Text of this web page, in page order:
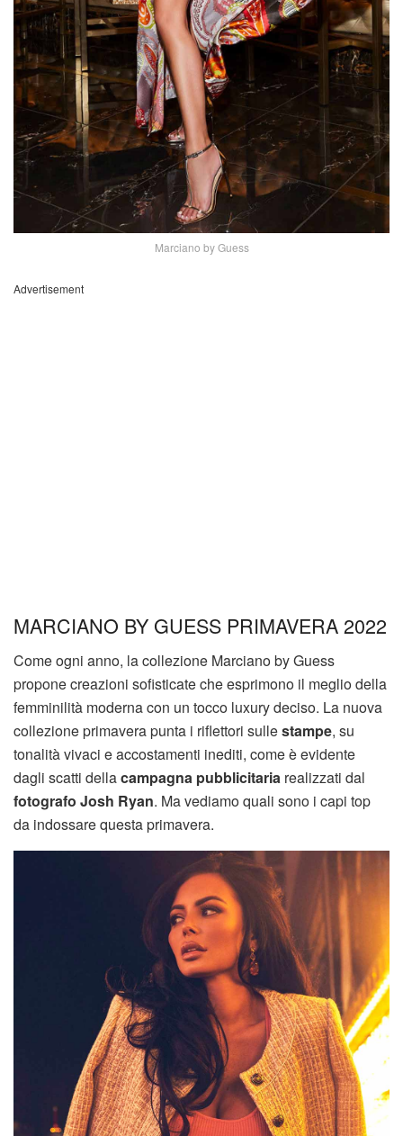
Marciano by Guess
Advertisement
MARCIANO BY GUESS PRIMAVERA 2022
Come ogni anno, la collezione Marciano by Guess
propone creazioni sofisticate che esprimono il meglio della
femminilità moderna con un tocco luxury deciso. La nuova
collezione primavera punta i riflettori sullestampe, su
tonalità vivaci e accostamenti inediti, come è evidente
dagli scatti dellacampagna pubblicitaria realizzati dal
fotografo Josh Ryan. Ma vediamo quali sono i capi top
da indossare questa primavera.